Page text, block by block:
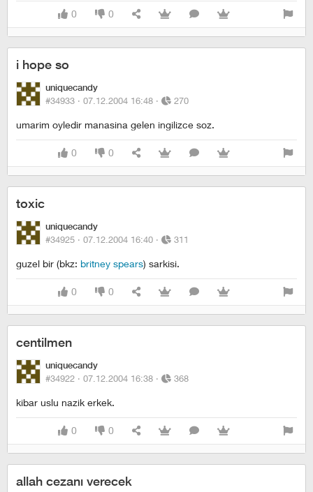
0 0
i hope so
uniquecandy
#34933 · 07.12.2004 16:48 · 270
umarim oyledir manasina gelen ingilizce soz.
0 0
toxic
uniquecandy
#34925 · 07.12.2004 16:40 · 311
guzel bir (bkz: britney spears) sarkisi.
0 0
centilmen
uniquecandy
#34922 · 07.12.2004 16:38 · 368
kibar uslu nazik erkek.
0 0
allah cezanı verecek